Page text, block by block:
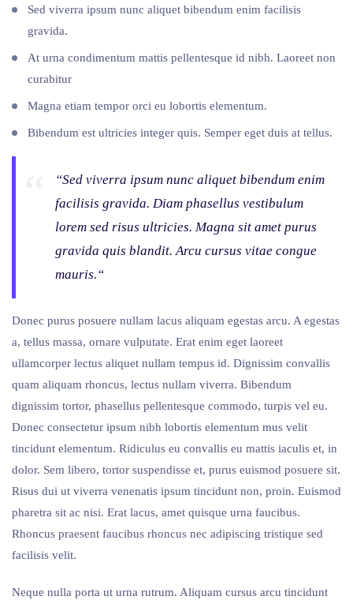
Sed viverra ipsum nunc aliquet bibendum enim facilisis
gravida.
At urna condimentum mattis pellentesque id nibh. Laoreet non
curabitur
Magna etiam tempor orci eu lobortis elementum.
Bibendum est ultricies integer quis. Semper eget duis at tellus.
“Sed viverra ipsum nunc aliquet bibendum enim
facilisis gravida. Diam phasellus vestibulum
lorem sed risus ultricies. Magna sit amet purus
gravida quis blandit. Arcu cursus vitae congue
mauris.“
Donec purus posuere nullam lacus aliquam egestas arcu. A egestas
a, tellus massa, ornare vulputate. Erat enim eget laoreet
ullamcorper lectus aliquet nullam tempus id. Dignissim convallis
quam aliquam rhoncus, lectus nullam viverra. Bibendum
dignissim tortor, phasellus pellentesque commodo, turpis vel eu.
Donec consectetur ipsum nibh lobortis elementum mus velit
tincidunt elementum. Ridiculus eu convallis eu mattis iaculis et, in
dolor. Sem libero, tortor suspendisse et, purus euismod posuere sit.
Risus dui ut viverra venenatis ipsum tincidunt non, proin. Euismod
pharetra sit ac nisi. Erat lacus, amet quisque urna faucibus.
Rhoncus praesent faucibus rhoncus nec adipiscing tristique sed
facilisis velit.
Neque nulla porta ut urna rutrum. Aliquam cursus arcu tincidunt